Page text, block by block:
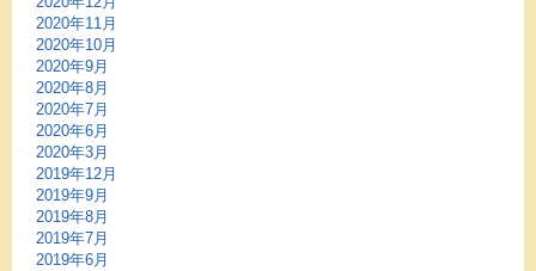
2020年11月
2020年10月
2020年9月
2020年8月
2020年7月
2020年6月
2020年3月
2019年12月
2019年9月
2019年8月
2019年7月
2019年6月